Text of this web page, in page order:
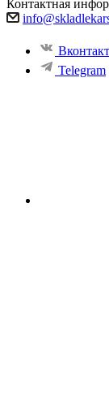
Контактная
Telegram